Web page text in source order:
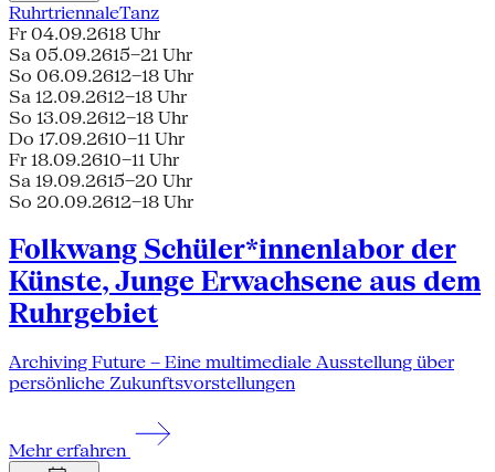
RuhrtriennaleTanz
Fr 04.09.2618 Uhr
Sa 05.09.2615–21 Uhr
So 06.09.2612–18 Uhr
Sa 12.09.2612–18 Uhr
So 13.09.2612–18 Uhr
Do 17.09.2610–11 Uhr
Fr 18.09.2610–11 Uhr
Sa 19.09.2615–20 Uhr
So 20.09.2612–18 Uhr
Folkwang Schüler*innenlabor der
Künste, Junge Erwachsene aus dem
Ruhrgebiet
Archiving Future – Eine multimediale Ausstellung über
persönliche Zukunftsvorstellungen
Mehr erfahren